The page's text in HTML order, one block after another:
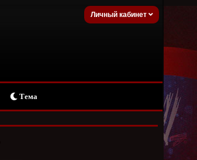
Личный кабинет
Тема